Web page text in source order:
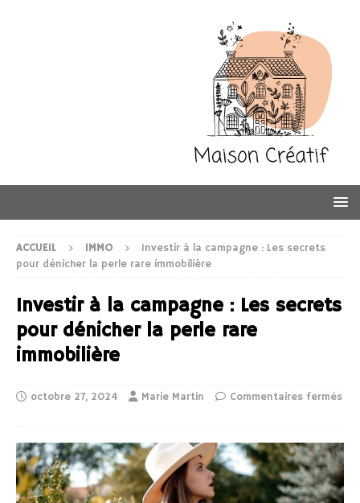
ACCUEIL IMMO
Investir à la campagne : Les secrets
pour dénicher la perle rare immobilière
Investir à la campagne : Les secrets
pour dénicher la perle rare
immobilière
octobre 27, 2024 Marie Martin Commentaires fermés